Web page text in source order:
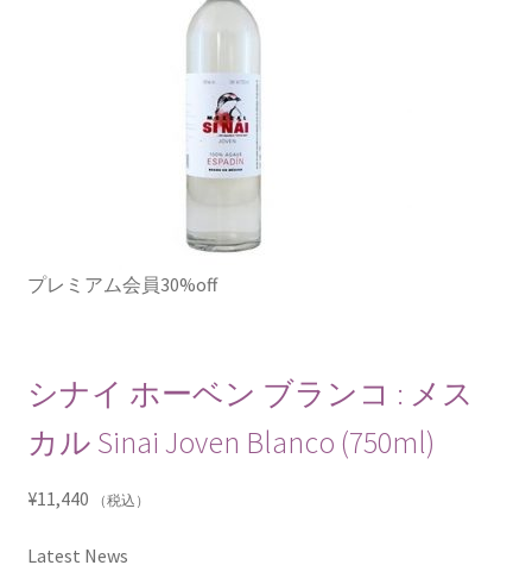
プレミアム会員30%off
シナイ ホーベン ブランコ : メス
カル Sinai Joven Blanco (750ml)
¥11,440 （税込）
Latest News